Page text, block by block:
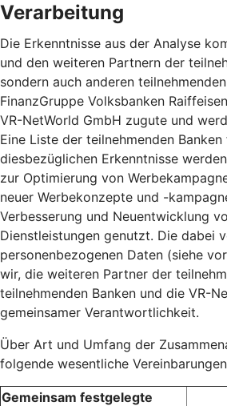
Verarbeitung
Die Erkenntnisse aus der Analyse
und den weiteren Partnern der
sondern auch anderen
FinanzGruppe Volksbanken
VR-NetWorld GmbH zugute und
Eine Liste der teilnehmenden Banken
diesbezüglichen Erkenntnisse
zur Optimierung von
neuer Werbekonzepte und -
Verbesserung und Neuentwicklung
Dienstleistungen genutzt. Die dabei
personenbezogenen Daten (siehe
wir, die weiteren Partner der
teilnehmenden Banken und die VR-
gemeinsamer Verantwortlichkeit.
Über Art und Umfang der
folgende wesentliche
Gemeinsam festgelegte